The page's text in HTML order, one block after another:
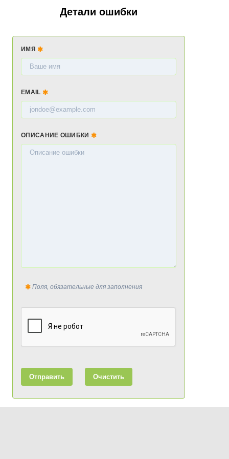
Детали ошибки
ИМЯ
EMAIL
ОПИСАНИЕ ОШИБКИ
Поля, обязательные для заполнения
Отправить Очистить